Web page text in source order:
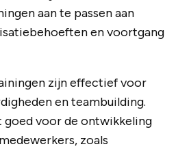
aan te passen aan
en voortgang
zijn effectief voor
en teambuilding.
goed voor de ontwikkeling
zoals